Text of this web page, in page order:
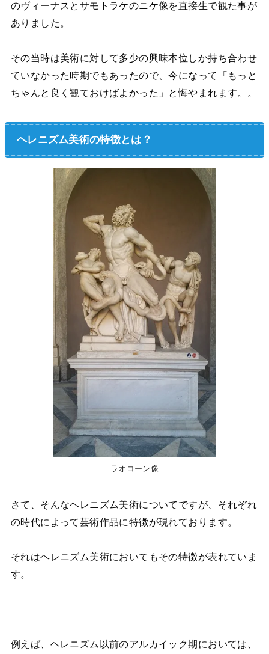
のヴィーナスとサモトラケのニケ像を直接生で観た事が
ありました。
その当時は美術に対して多少の興味本位しか持ち合わせ
ていなかった時期でもあったので、今になって「もっと
ちゃんと良く観ておけばよかった」と悔やまれます。。
ヘレニズム美術の特徴とは？
ラオコーン像
さて、そんなヘレニズム美術についてですが、それぞれ
の時代によって芸術作品に特徴が現れております。
それはヘレニズム美術においてもその特徴が表れていま
す。
例えば、ヘレニズム以前のアルカイック期においては、